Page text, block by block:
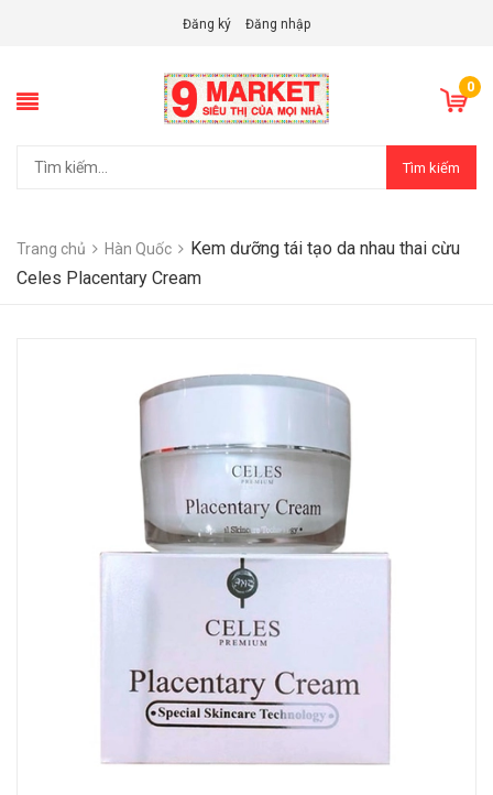
Đăng ký Đăng nhập
0
Tìm kiếm
Trang chủ Hàn Quốc
Kem dưỡng tái tạo da nhau thai cừu
Celes Placentary Cream